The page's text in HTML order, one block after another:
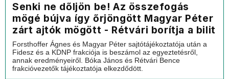
Senki ne dőljön be! Az összefogás
mögé bújva így őrjöngött Magyar Péter
zárt ajtók mögött - Rétvári borítja a bilit
Forsthoffer Ágnes és Magyar Péter sajtótájékoztatója után a
Fidesz és a KDNP frakciója is beszámol az egyeztetésről,
annak eredményeiről. Bóka János és Rétvári Bence
frakcióvezetők tájékoztatója elkezdődött.